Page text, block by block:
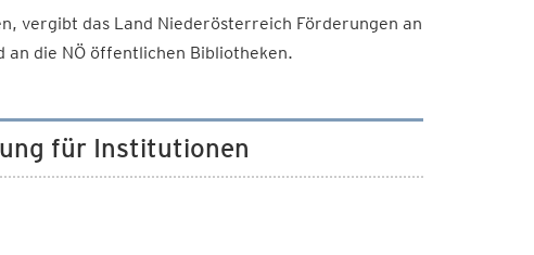
vergibt das Land Niederösterreich Förderungen an
an die NÖ öffentlichen Bibliotheken.
für Institutionen